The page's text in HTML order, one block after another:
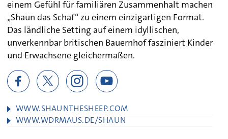
einem Gefühl für familiären Zusammenhalt machen
„Shaun das Schaf“ zu einem einzigartigen Format.
Das ländliche Setting auf einem idyllischen,
unverkennbar britischen Bauernhof fasziniert Kinder
und Erwachsene gleichermaßen.
WWW.SHAUNTHESHEEP.COM
WWW.WDRMAUS.DE/SHAUN